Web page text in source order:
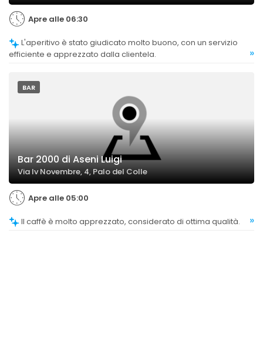
Apre alle 06:30
efficiente e apprezzato dalla clientela.
»
BAR
Bar 2000 di Aseni Luigi
Via Iv Novembre, 4, Palo del Colle
Apre alle 05:00
Il caffè è molto apprezzato, considerato di ottima qualità. »